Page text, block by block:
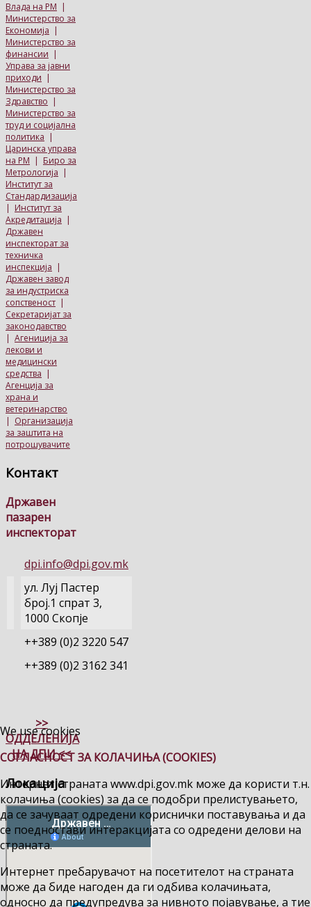
Влада на РМ |
Министерство за
Економија |
Министерство за
финансии |
Управа за јавни
приходи |
Министерство за
Здравство |
Министерство за
труд и социјална
политика |
Царинска управа
на РМ | Биро за
Метрологија |
Институт за
Стандардизација
| Институт за
Акредитација |
Државен
инспекторат за
техничка
инспекција |
Државен завод
за индустриска
сопственост |
Секретаријат за
законодавство
| Агениција за
лекови и
медицински
средства |
Агенција за
храна и
ветеринарство
| Организација
за заштита на
потрошувачите
Контакт
Државен
пазарен
инспекторат
dpi.info@dpi.gov.mk
ул. Луј Пастер
број.1 спрат 3,
1000 Скопје
++389 (0)2 3220 547
++389 (0)2 3162 341
>>
ОДДЕЛЕНИЈА
НА ДПИ <<
Локација
We use cookies
СОГЛАСНОСТ ЗА КОЛАЧИЊА (COOKIES)
Интернет страната www.dpi.gov.mk може да користи т.н.
колачиња (cookies) за да се подобри прелистувањето,
да се зачуваат одредени кориснички поставувања и да
се поедностави интеракцијата со одредени делови на
страната.
Интернет пребарувачот на посетителот на страната
може да биде нагоден да ги одбива колачињата,
односно да предупредува за нивното појавување, а тие